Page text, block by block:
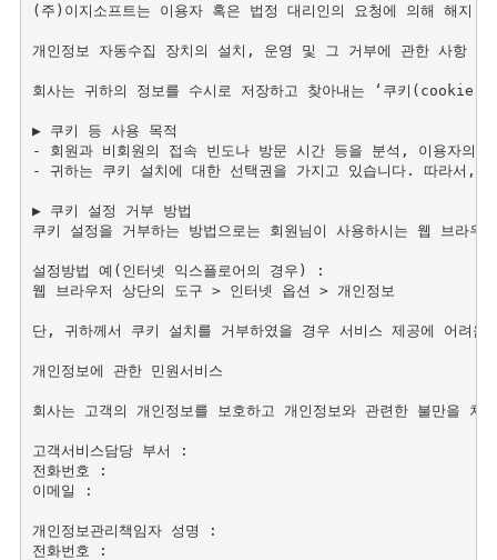
(주)이지소프트는 이용자 혹은 법정 대리인의 요청에 의해 해지
개인정보 자동수집 장치의 설치, 운영 및 그 거부에 관한 사항
회사는 귀하의 정보를 수시로 저장하고 찾아내는 ‘쿠키
▶ 쿠키 등 사용 목적
- 회원과 비회원의 접속 빈도나 방문 시간 등을 분석, 이용자의
- 귀하는 쿠키 설치에 대한 선택권을 가지고 있습니다. 따라서,
▶ 쿠키 설정 거부 방법
쿠키 설정을 거부하는 방법으로는 회원님이 사용하시는 웹 브라
설정방법 예(인터넷 익스플로어의 경우) :
웹 브라우저 상단의 도구 > 인터넷 옵션 > 개인정보
단, 귀하께서 쿠키 설치를 거부하였을 경우 서비스 제공에 어려움
개인정보에 관한 민원서비스
회사는 고객의 개인정보를 보호하고 개인정보와 관련한 불만을
고객서비스담당 부서 :
전화번호 :
이메일 :
개인정보관리책임자 성명 :
전화번호 :